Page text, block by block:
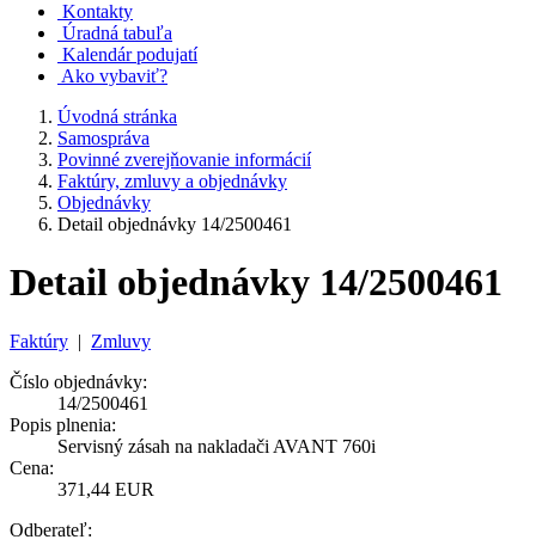
Kontakty
Úradná tabuľa
Kalendár podujatí
Ako vybaviť?
Úvodná stránka
Samospráva
Povinné zverejňovanie informácií
Faktúry, zmluvy a objednávky
Objednávky
Detail objednávky 14/2500461
Detail objednávky 14/2500461
Faktúry | Zmluvy
Číslo objednávky:
14/2500461
Popis plnenia:
Servisný zásah na nakladači AVANT 760i
Cena:
371,44 EUR
Odberateľ: